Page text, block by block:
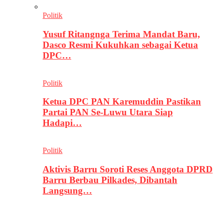
Politik
Yusuf Ritangnga Terima Mandat Baru,
Dasco Resmi Kukuhkan sebagai Ketua
DPC…
Politik
Ketua DPC PAN Karemuddin Pastikan
Partai PAN Se-Luwu Utara Siap
Hadapi…
Politik
Aktivis Barru Soroti Reses Anggota DPRD
Barru Berbau Pilkades, Dibantah
Langsung…